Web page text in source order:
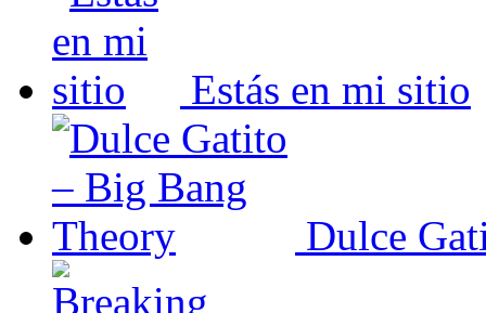
Estás en mi sitio
Dulce